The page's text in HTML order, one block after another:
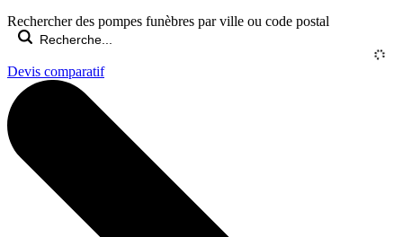
Rechercher des pompes funèbres par ville ou code postal
Devis comparatif